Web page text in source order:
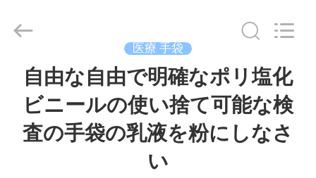
2025
Reserved.
医療 手袋
自由な自由で明確なポリ塩化
ビニールの使い捨て可能な検
査の手袋の乳液を粉にしなさ
い